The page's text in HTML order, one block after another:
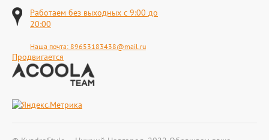
Работаем без выходных с 9:00 до
20:00
Наша почта: 89653183438@mail.ru
Продвигается